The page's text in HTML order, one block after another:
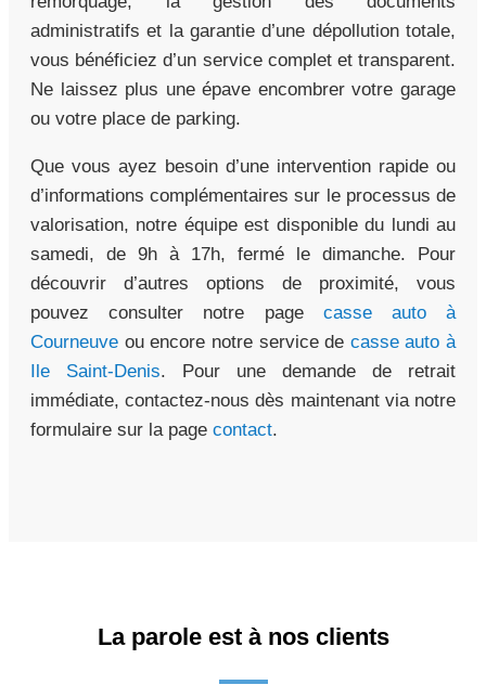
administratifs et la garantie d’une dépollution totale,
vous bénéficiez d’un service complet et transparent.
Ne laissez plus une épave encombrer votre garage
ou votre place de parking.
Que vous ayez besoin d’une intervention rapide ou
d’informations complémentaires sur le processus de
valorisation, notre équipe est disponible du lundi au
samedi, de 9h à 17h, fermé le dimanche. Pour
découvrir d’autres options de proximité, vous
pouvez consulter notre page casse auto à
Courneuve ou encore notre service de casse auto à
Ile Saint-Denis. Pour une demande de retrait
immédiate, contactez-nous dès maintenant via notre
formulaire sur la page contact.
La parole est à nos clients